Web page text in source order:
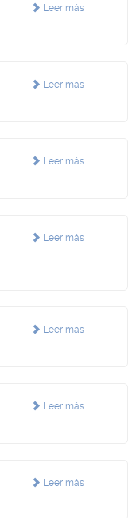
Leer más
Leer más
Leer más
Leer más
Leer más
Leer más
Leer más